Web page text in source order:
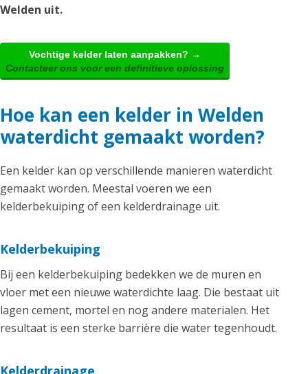
Welden uit.
Vochtige kelder laten aanpakken? →
Contacteer ons voor een definitieve oplossing
Hoe kan een kelder in Welden
waterdicht gemaakt worden?
Een kelder kan op verschillende manieren waterdicht
gemaakt worden. Meestal voeren we een
kelderbekuiping of een kelderdrainage uit.
Kelderbekuiping
Bij een kelderbekuiping bedekken we de muren en
vloer met een nieuwe waterdichte laag. Die bestaat uit
lagen cement, mortel en nog andere materialen. Het
resultaat is een sterke barrière die water tegenhoudt.
Kelderdrainage